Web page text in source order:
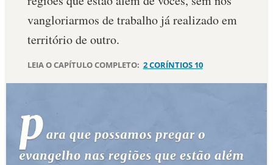
PALAVRA DO DIA
SALMO DO DIA
DEVOCIONAL DIÁRIO
ESTUDOS BÍBLICOS
ESBOÇOS DE PREGAÇÃO
vangloriarmos de trabalho já realizado em
território de outro.
LEIA O CAPÍTULO COMPLETO: 2 CORÍNTIOS 10